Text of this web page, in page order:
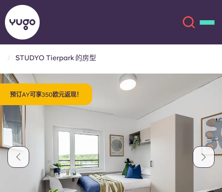
关于我们
地点
更多
English (US)
Chinese Español
Català
Italian French
STUDYO Tierpark 的房型
预订AY可享350欧元返现！